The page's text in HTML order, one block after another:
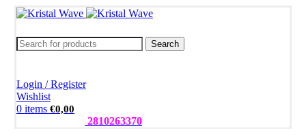
Search
Login / Register
Wishlist
0 items €0,00
2810263370